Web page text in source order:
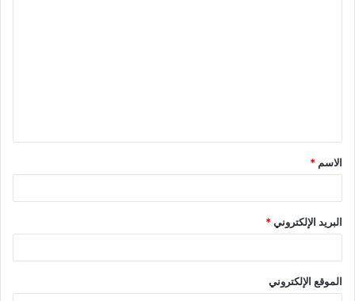
ق
*
الاسم *
البريد الإلكتروني*
الموقع الإلكتروني